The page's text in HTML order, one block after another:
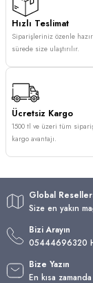
Hızlı Teslimat
Siparişleriniz özenle
sürede size ulaştırılır.
Ücretsiz Kargo
1500 tl ve üzeri tüm
kargo avantajı.
Global
Size en yakın
Bizi Arayın
05444696320
Bize Yazın
En kısa